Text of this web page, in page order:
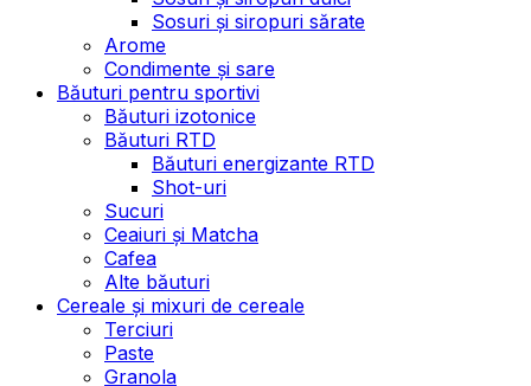
Sosuri și siropuri sărate
Arome
Condimente și sare
Băuturi pentru sportivi
Băuturi izotonice
Băuturi RTD
Băuturi energizante RTD
Shot-uri
Sucuri
Ceaiuri și Matcha
Cafea
Alte băuturi
Cereale și mixuri de cereale
Terciuri
Paste
Granola